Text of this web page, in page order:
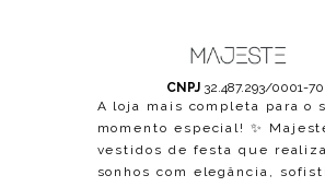
CNPJ 32.487.293/0001-70
A loja mais completa para o
momento especial! ✨
vestidos de festa que
sonhos com elegância,